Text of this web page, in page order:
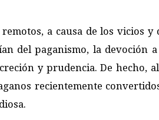
a causa de los vicios y
del paganismo, la devoción
y prudencia. De hecho,
recientemente